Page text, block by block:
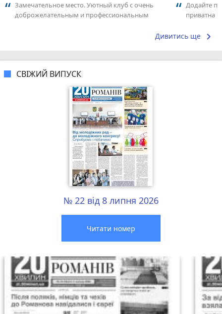
Замечательное место. Уютный клуб с очень
доброжелательным и профессиональным
Додайте
приватна
Дивитись ще keyboard_arrow_right
СВІЖИЙ ВИПУСК
№ 22 від 8 липня 2026
Читати номер